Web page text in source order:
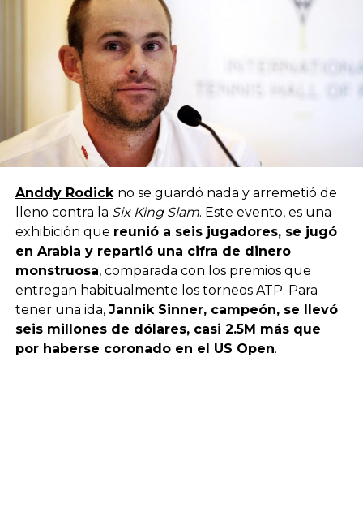
Anddy Rodick no se guardó nada y arremetió de
lleno contra la Six King Slam. Este evento, es una
exhibición que reunió a seis jugadores, se jugó
en Arabia y repartió una cifra de dinero
monstruosa, comparada con los premios que
entregan habitualmente los torneos ATP. Para
tener una ida, Jannik Sinner, campeón, se llevó
seis millones de dólares, casi 2.5M más que
por haberse coronado en el US Open.